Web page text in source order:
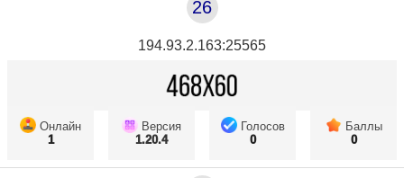
26
194.93.2.163:25565
Онлайн
1
Версия
1.20.4
Голосов
0
Баллы
0